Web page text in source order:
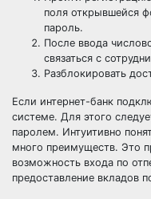
поля открывшейся
пароль.
После ввода
связаться с
Разблокировать
Если интернет-банк
системе. Для этого
паролем. Интуитивно
много преимуществ. Это
возможность входа по
предоставление вкладов